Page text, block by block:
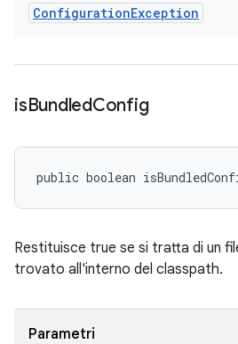
ConfigurationException
isBundledConfig
public boolean
Restituisce true se si tratta di un
trovato all'interno del classpath.
Parametri